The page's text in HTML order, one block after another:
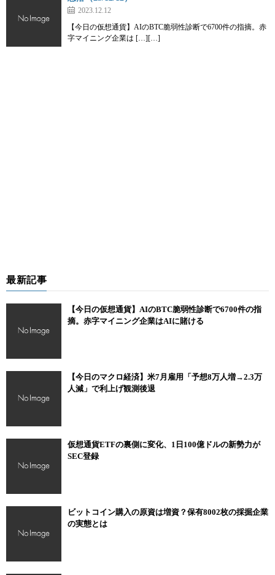
2023.12.12
【今日の仮想通貨】AIのBTC脆弱性診断で6700件の指摘。赤
字マイニング企業は […][…]
最新記事
【今日の仮想通貨】AIのBTC脆弱性診断で6700件の指
摘。赤字マイニング企業はAIに賭ける
【今日のマクロ経済】米7月雇用「予想8万人増→2.3万
人減」で利上げ観測後退
仮想通貨ETFの裏側に変化、1日100億ドルの新勢力が
SEC登録
ビットコイン購入の原資は増資？保有8002枚の採掘企業
の実態とは